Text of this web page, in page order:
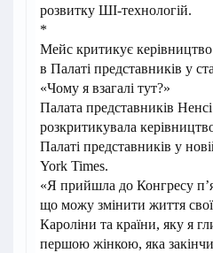
розвитку ШІ-технологій.
*
Мейс критикує керівництво
в Палаті представників у
«Чому я взагалі тут?»
Палата представників
розкритикувала
Палаті представників у
York Times.
«Я прийшла до Конгресу
що можу змінити життя
Кароліни та країни, яку я
першою жінкою, яка